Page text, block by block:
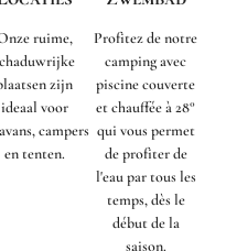
ruime,
zijn
ideaal voor
campers
en tenten.
Profitez de notre
camping avec
piscine couverte
et chauffée à 28°
qui vous permet
de profiter de
l'eau par tous les
temps, dès le
début de la
saison.